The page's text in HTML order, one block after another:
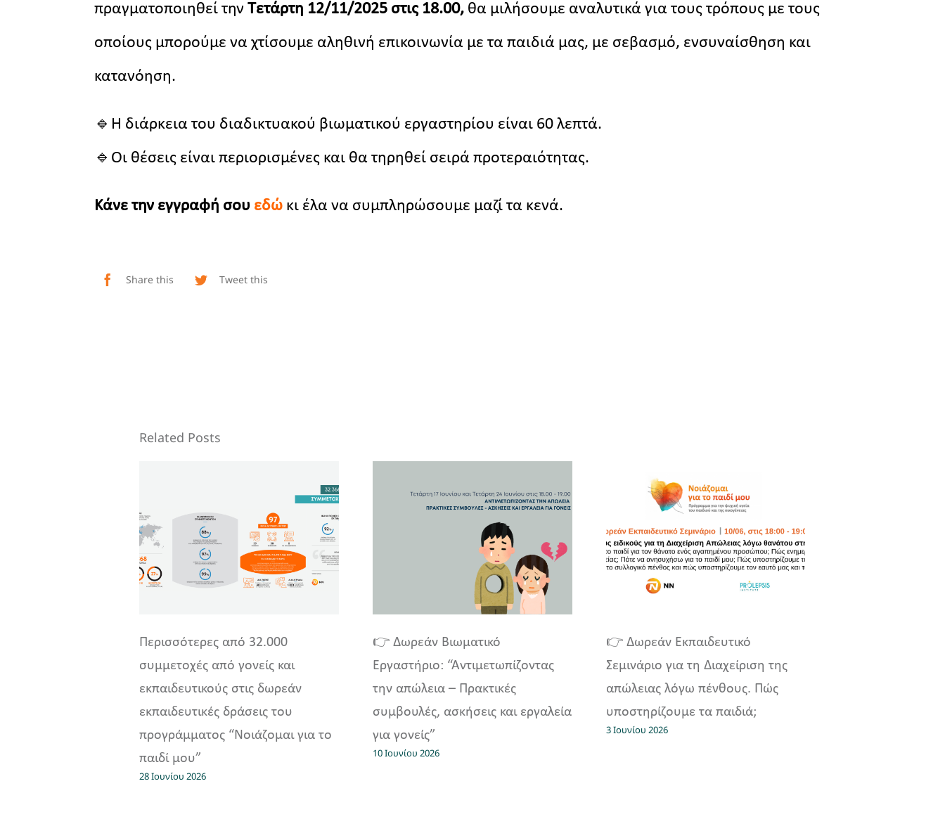
πραγματοποιηθεί τηνΤετάρτη 12/11/2025 στις 18.00, θα μιλήσουμε αναλυτικά για τους τρόπους με τους
οποίους μπορούμε να χτίσουμε αληθινή επικοινωνία με τα παιδιά μας, με σεβασμό, ενσυναίσθηση και
κατανόηση.
🔹Η διάρκεια του διαδικτυακού βιωματικού εργαστηρίου είναι 60 λεπτά.
🔹Οι θέσεις είναι περιορισμένες και θα τηρηθεί σειρά προτεραιότητας.
Κάνε την εγγραφή σου εδώ κι έλα να συμπληρώσουμε μαζί τα κενά.
Share this Tweet this
Related Posts
Περισσότερες από 32.000
συμμετοχές από γονείς και
εκπαιδευτικούς στις δωρεάν
εκπαιδευτικές δράσεις του
προγράμματος “Νοιάζομαι για το
παιδί μου”
28 Ιουνίου 2026
👉 Δωρεάν Βιωματικό
Εργαστήριο: “Αντιμετωπίζοντας
την απώλεια – Πρακτικές
συμβουλές, ασκήσεις και εργαλεία
για γονείς”
10 Ιουνίου 2026
👉 Δωρεάν Εκπαιδευτικό
Σεμινάριο για τη Διαχείριση της
απώλειας λόγω πένθους. Πώς
υποστηρίζουμε τα παιδιά;
3 Ιουνίου 2026